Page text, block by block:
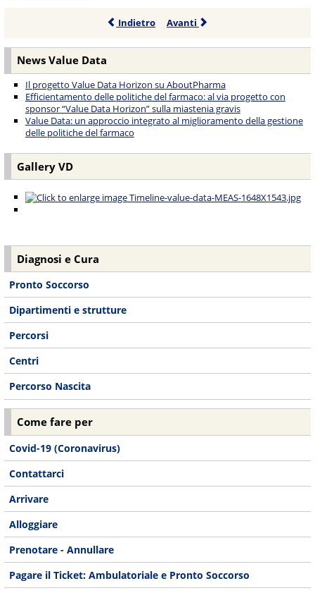
Indietro Avanti
News Value Data
Il progetto Value Data Horizon su AboutPharma
Efficientamento delle politiche del farmaco: al via progetto con
sponsor “Value Data Horizon” sulla miastenia gravis
Value Data: un approccio integrato al miglioramento della gestione
delle politiche del farmaco
Gallery VD
Diagnosi e Cura
Pronto Soccorso
Dipartimenti e strutture
Percorsi
Centri
Percorso Nascita
Come fare per
Covid-19 (Coronavirus)
Contattarci
Arrivare
Alloggiare
Prenotare - Annullare
Pagare il Ticket: Ambulatoriale e Pronto Soccorso